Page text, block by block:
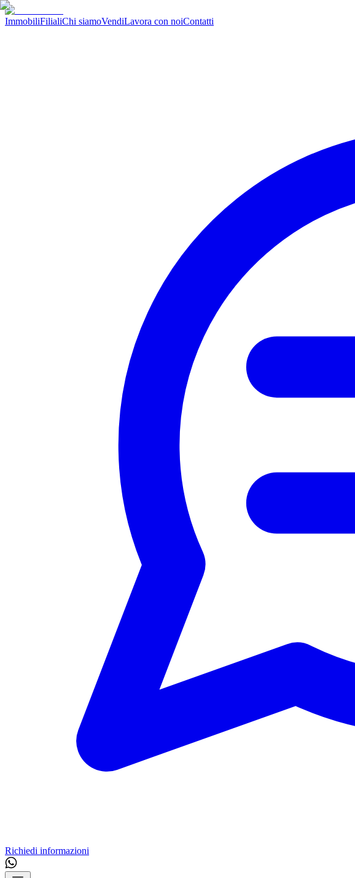
ImmobiliFilialiChi siamoVendiLavora con noiContatti
Richiedi informazioni